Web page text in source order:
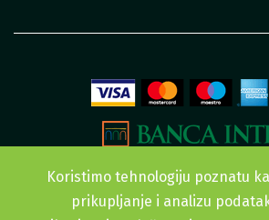
Koristimo tehnologiju poznatu
prikupljanje i analizu